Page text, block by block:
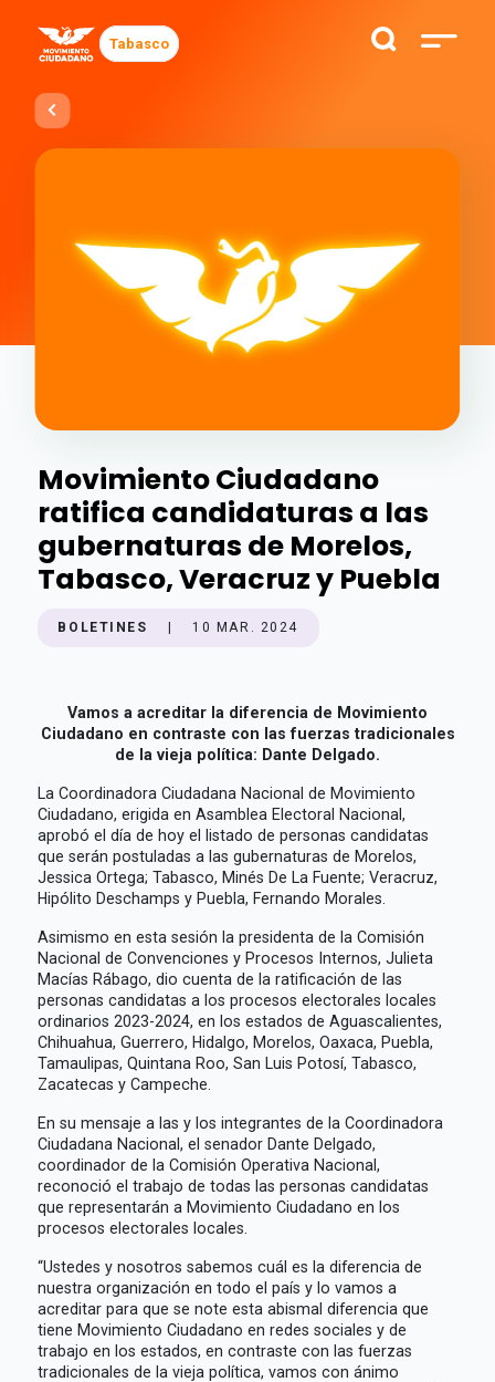
Tabasco
Movimiento Ciudadano
ratifica candidaturas a las
gubernaturas de Morelos,
Tabasco, Veracruz y Puebla
BOLETINES 10 MAR. 2024
Vamos a acreditar la diferencia de Movimiento
Ciudadano en contraste con las fuerzas tradicionales
de la vieja política: Dante Delgado.
La Coordinadora Ciudadana Nacional de Movimiento
Ciudadano, erigida en Asamblea Electoral Nacional,
aprobó el día de hoy el listado de personas candidatas
que serán postuladas a las gubernaturas de Morelos,
Jessica Ortega; Tabasco, Minés De La Fuente; Veracruz,
Hipólito Deschamps y Puebla, Fernando Morales.
Asimismo en esta sesión la presidenta de la Comisión
Nacional de Convenciones y Procesos Internos, Julieta
Macías Rábago, dio cuenta de la ratificación de las
personas candidatas a los procesos electorales locales
ordinarios 2023-2024, en los estados de Aguascalientes,
Chihuahua, Guerrero, Hidalgo, Morelos, Oaxaca, Puebla,
Tamaulipas, Quintana Roo, San Luis Potosí, Tabasco,
Zacatecas y Campeche.
En su mensaje a las y los integrantes de la Coordinadora
Ciudadana Nacional, el senador Dante Delgado,
coordinador de la Comisión Operativa Nacional,
reconoció el trabajo de todas las personas candidatas
que representarán a Movimiento Ciudadano en los
procesos electorales locales.
“Ustedes y nosotros sabemos cuál es la diferencia de
nuestra organización en todo el país y lo vamos a
acreditar para que se note esta abismal diferencia que
tiene Movimiento Ciudadano en redes sociales y de
trabajo en los estados, en contraste con las fuerzas
tradicionales de la vieja política, vamos con ánimo